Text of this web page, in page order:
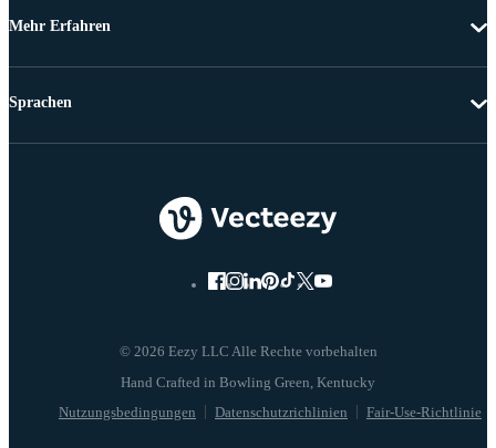
Mehr Erfahren
© 2026 Eezy LLC Alle Rechte vorbehalten
Nutzungsbedingungen Datenschutzrichlinien Fair-Use-Richtlinie
Sprachen